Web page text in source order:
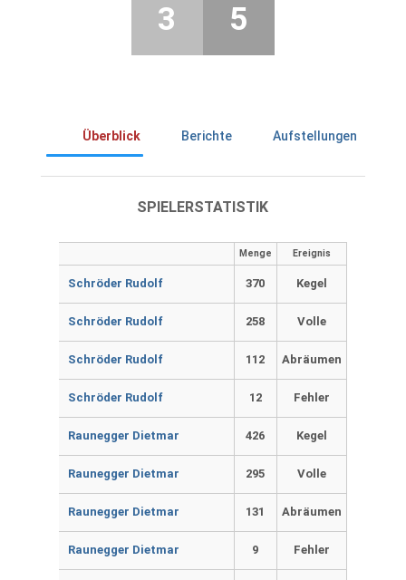
3
5
Überblick Berichte Aufstellungen
SPIELERSTATISTIK
Menge Ereignis
Schröder Rudolf 370 Kegel
Schröder Rudolf 258 Volle
Schröder Rudolf 112 Abräumen
Schröder Rudolf 12 Fehler
Raunegger Dietmar 426 Kegel
Raunegger Dietmar 295 Volle
Raunegger Dietmar 131 Abräumen
Raunegger Dietmar 9 Fehler